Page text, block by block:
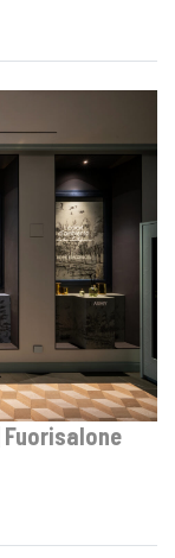
Fuorisalone